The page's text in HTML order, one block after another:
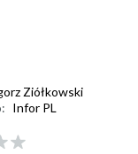
Ziółkowski
Infor PL